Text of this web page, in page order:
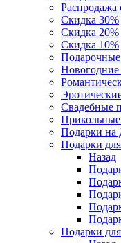
Распродажа
Скидка 30%
Скидка 20%
Скидка 10%
Новогодние
Свадебные
Подарки на
Подарки
Назад
Подарки